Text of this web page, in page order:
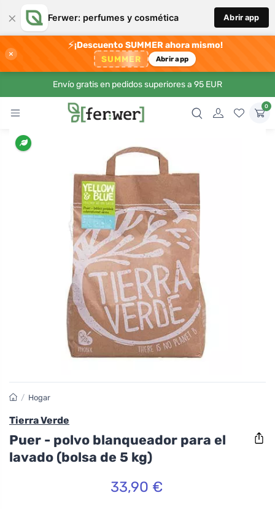
× Ferwer: perfumes y cosmética Abrir app
×
⚡¡Descuento SUMMER ahora mismo!
SUMMER Abrir app
Envío gratis en pedidos superiores a 95 EUR
0
/ Hogar
Tierra Verde
Puer - polvo blanqueador para el
lavado (bolsa de 5 kg)
33,90 €